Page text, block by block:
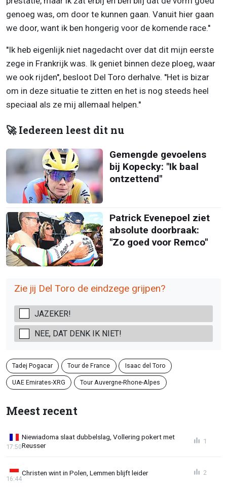
genoeg was, om door te kunnen gaan. Vanuit hier gaan
we door, want ik ben hongerig voor de komende race.''
''Ik heb eigenlijk niet nagedacht over dat dit mijn eerste
zege in Frankrijk was. Ik geniet binnen deze ploeg, waar
we ook rijden'', besloot Del Toro derhalve. ''Het is bizar
om in deze situatie te zitten en het is nog steeds heel
speciaal als ze mij allemaal helpen.''
🚀 Iedereen leest dit nu
Gemengde gevoelens
bij Kopecky: "Ik baal
ontzettend"
Patrick Evenepoel ziet
absolute doorbraak:
"Zo goed voor Remco"
Zie jij Del Toro de eindzege grijpen?
JAZEKER!
NEE, DAT DENK IK NIET!
Tadej Pogacar Tour de France Isaac del Toro
UAE Emirates-XRG Tour Auvergne-Rhone-Alpes
Meest recent
Niewiadoma slaat dubbelslag, Vollering pokert met
Reusser
17:50
1
Christen wint in Polen, Lemmen blijft leider
16:44
2